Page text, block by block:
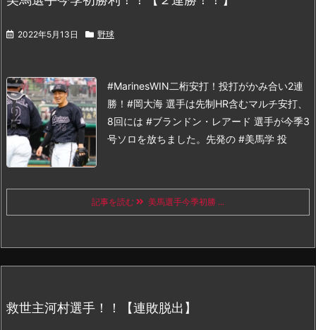
2022年5月13日 野球
#MarinesWIN二桁安打！投打がかみ合い2連
勝！#岡大海 選手は先制HR含むマルチ安打、
8回には #ブランドン・レアード 選手が今季3
号ソロを放ちました。 先発の #美馬学 投
記事を読む 美馬選手今季初勝 ...
救世主河村選手！！【連敗脱出】